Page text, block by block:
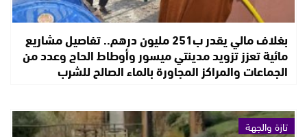
بغلاف مالي يقدر ب251 مليون درهم.. تفاصيل مشاريع
مائية تعزز تزويد مدينتي ميسور وأوطاط الحاج وعدد من
الجماعات والمراكز المجاورة بالماء الصالح للشرب
تازة والجهة